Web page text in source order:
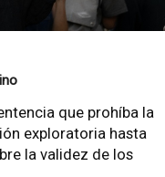
que prohíba la
exploratoria hasta
la validez de los